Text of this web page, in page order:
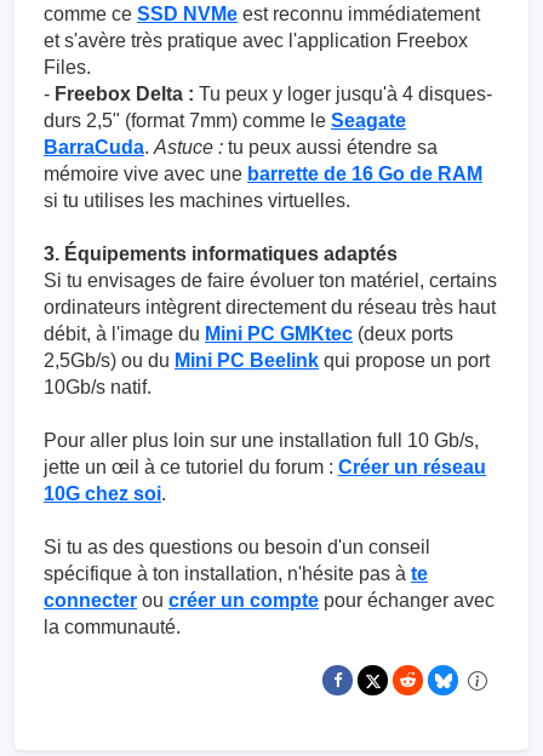
comme ce SSD NVMe est reconnu immédiatement
et s'avère très pratique avec l'application Freebox
Files.
- Freebox Delta : Tu peux y loger jusqu'à 4 disques-
durs 2,5" (format 7mm) comme le Seagate
BarraCuda. Astuce : tu peux aussi étendre sa
mémoire vive avec une barrette de 16 Go de RAM
si tu utilises les machines virtuelles.
3. Équipements informatiques adaptés
Si tu envisages de faire évoluer ton matériel, certains
ordinateurs intègrent directement du réseau très haut
débit, à l'image du Mini PC GMKtec (deux ports
2,5Gb/s) ou du Mini PC Beelink qui propose un port
10Gb/s natif.
Pour aller plus loin sur une installation full 10 Gb/s,
jette un œil à ce tutoriel du forum : Créer un réseau
10G chez soi.
Si tu as des questions ou besoin d'un conseil
spécifique à ton installation, n'hésite pas à te
connecter ou créer un compte pour échanger avec
la communauté.